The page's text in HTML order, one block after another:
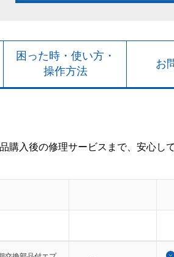
困った時・使い方・
操作方法
お
購入後の修理サービスまで、安心し